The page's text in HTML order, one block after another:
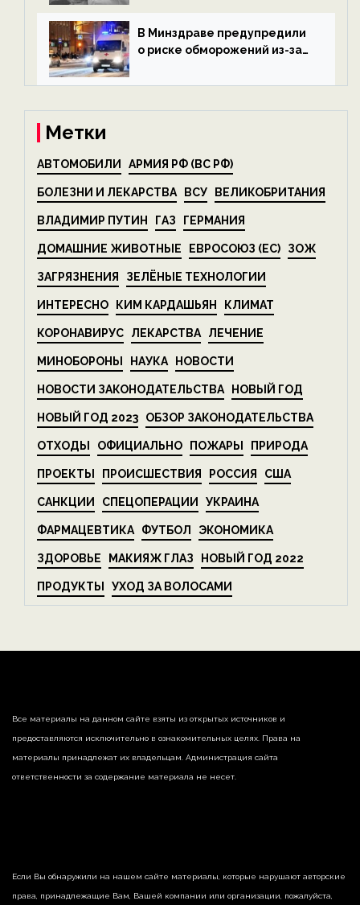
экологии на ECOportal
В Минздраве предупредили
о риске обморожений из-за
на ECOportal
Метки
АВТОМОБИЛИ АРМИЯ РФ (ВС РФ)
БОЛЕЗНИ И ЛЕКАРСТВА ВСУ ВЕЛИКОБРИТАНИЯ
ВЛАДИМИР ПУТИН ГАЗ ГЕРМАНИЯ
ДОМАШНИЕ ЖИВОТНЫЕ ЕВРОСОЮЗ (ЕС) ЗОЖ
ЗАГРЯЗНЕНИЯ ЗЕЛЁНЫЕ ТЕХНОЛОГИИ
ИНТЕРЕСНО КИМ КАРДАШЬЯН КЛИМАТ
КОРОНАВИРУС ЛЕКАРСТВА ЛЕЧЕНИЕ
МИНОБОРОНЫ НАУКА НОВОСТИ
НОВОСТИ ЗАКОНОДАТЕЛЬСТВА НОВЫЙ ГОД
НОВЫЙ ГОД 2023 ОБЗОР ЗАКОНОДАТЕЛЬСТВА
ОТХОДЫ ОФИЦИАЛЬНО ПОЖАРЫ ПРИРОДА
ПРОЕКТЫ ПРОИСШЕСТВИЯ РОССИЯ США
САНКЦИИ СПЕЦОПЕРАЦИИ УКРАИНА
ФАРМАЦЕВТИКА ФУТБОЛ ЭКОНОМИКА
ЗДОРОВЬЕ МАКИЯЖ ГЛАЗ НОВЫЙ ГОД 2022
ПРОДУКТЫ УХОД ЗА ВОЛОСАМИ
Все материалы на данном сайте взяты из открытых источников и
предоставляются исключительно в ознакомительных целях. Права на
материалы принадлежат их владельцам. Администрация сайта
ответственности за содержание материала не несет.
Если Вы обнаружили на нашем сайте материалы, которые нарушают авторские
права, принадлежащие Вам, Вашей компании или организации, пожалуйста,